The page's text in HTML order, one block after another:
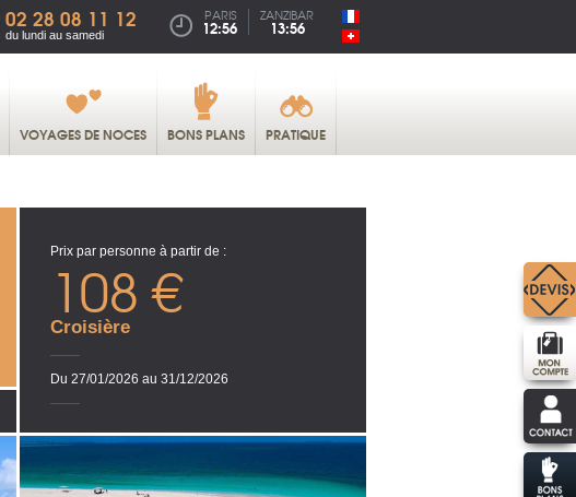
02 28 08 11 12
du lundi au samedi
PARIS
12:56
ZANZIBAR
13:56
VOYAGES DE NOCES BONS PLANS PRATIQUE
Prix par personne à partir de :
108 €
Croisière
Du 27/01/2026 au 31/12/2026